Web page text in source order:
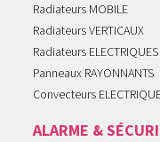
Radiateurs MOBILE
Radiateurs VERTICAUX
Radiateurs
Panneaux RAYONNANTS
Convecteurs
ALARME &